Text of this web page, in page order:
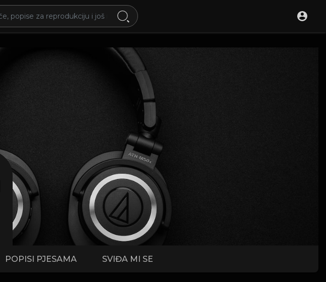
POPISI PJESAMA SVIĐA MI SE